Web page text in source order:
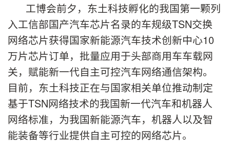
工博会前夕，东土科技孵化的我国第一颗列
入工信部国产汽车芯片名录的车规级TSN交换
网络芯片获得国家新能源汽车技术创新中心10
万片芯片订单，批量应用于头部商用车车载网
关，赋能新一代自主可控汽车网络通信架构。
目前，东土科技正在与国家相关单位推动制定
基于TSN网络技术的我国新一代汽车和机器人
网络标准，为我国新能源汽车，机器人以及智
能装备等行业提供自主可控的网络芯片。